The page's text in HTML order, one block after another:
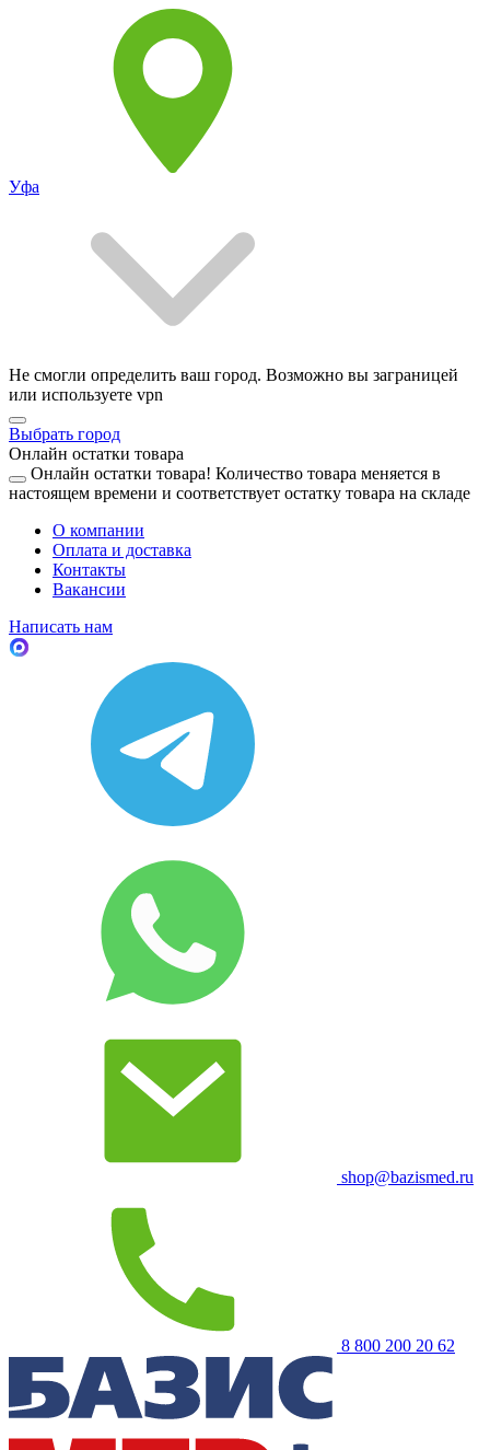
Уфа
Не смогли определить ваш город. Возможно вы заграницей
или используете vpn
Выбрать город
Онлайн остатки товара
Онлайн остатки товара! Количество товара меняется в
настоящем времени и соответствует остатку товара на складе
О компании
Оплата и доставка
Контакты
Вакансии
Написать нам
shop@bazismed.ru
8 800 200 20 62